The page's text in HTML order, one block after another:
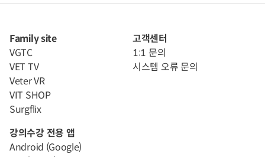
Family site
VGTC
VET TV
Veter VR
VIT SHOP
Surgflix
고객센터
1:1 문의
시스템 오류 문의
강의수강 전용 앱
Android (Google)